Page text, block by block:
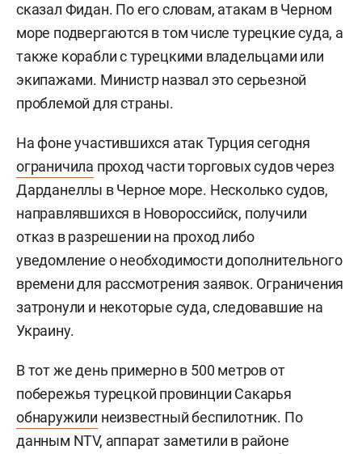
сказал Фидан. По его словам, атакам в Черном
море подвергаются в том числе турецкие суда, а
также корабли с турецкими владельцами или
экипажами. Министр назвал это серьезной
проблемой для страны.
На фоне участившихся атак Турция сегодня
ограничила проход части торговых судов через
Дарданеллы в Черное море. Несколько судов,
направлявшихся в Новороссийск, получили
отказ в разрешении на проход либо
уведомление о необходимости дополнительного
времени для рассмотрения заявок. Ограничения
затронули и некоторые суда, следовавшие на
Украину.
В тот же день примерно в 500 метров от
побережья турецкой провинции Сакарья
обнаружили неизвестный беспилотник. По
данным NTV, аппарат заметили в районе